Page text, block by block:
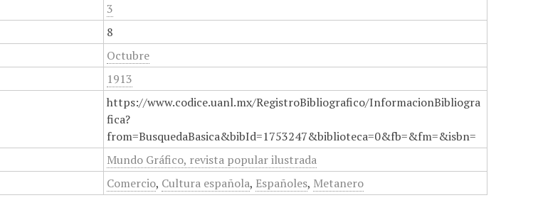
3
8
Octubre
1913
https://www.codice.uanl.mx/RegistroBibliografico/InformacionBibliogra
fica?
from=BusquedaBasica&bibId=1753247&biblioteca=0&fb=&fm=&isbn=
Mundo Gráfico, revista popular ilustrada
Comercio, Cultura española, Españoles, Metanero